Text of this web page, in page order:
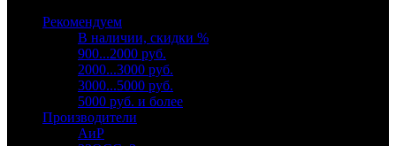
Рекомендуем
В наличии, скидки %
900...2000 руб.
2000...3000 руб.
3000...5000 руб.
5000 руб. и более
Производители
АиР